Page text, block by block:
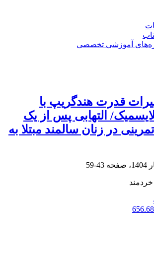
آموزشی تخصصی
قدرت هندگریپ با
التهابی پس از یک
در زنان سالمند مبتلا به
43-59